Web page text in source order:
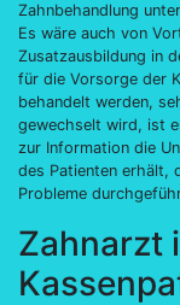
Zahnbehandlung
Es wäre auch von
Zusatzausbildung in
für die Vorsorge der
behandelt werden,
gewechselt wird, ist
zur Information die
des Patienten erhält,
Probleme
Zahnarzt